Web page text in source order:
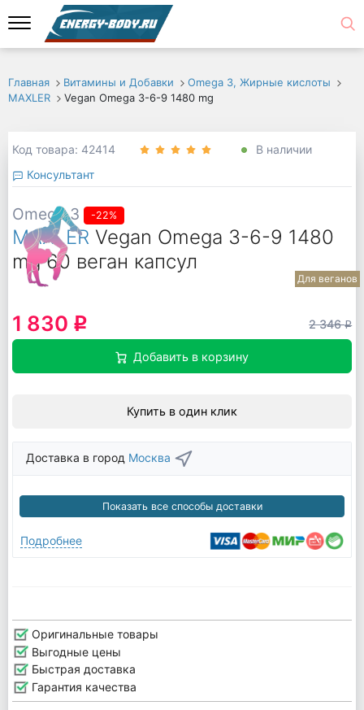
Главная Витамины и Добавки
Omega 3, Жирные кислоты
MAXLER
Vegan Omega 3-6-9 1480 mg
Код товара: 42414
В наличии
Консультант
Omega 3 -22%
MAXLER Vegan Omega 3-6-9 1480
mg 60 веган капсул
Для веганов
1 830 q 2 346q
Добавить в корзину
Купить в один клик
Доставка в город Москва
Показать все способы доставки
Подробнее
Оригинальные товары
Выгодные цены
Быстрая доставка
Гарантия качества